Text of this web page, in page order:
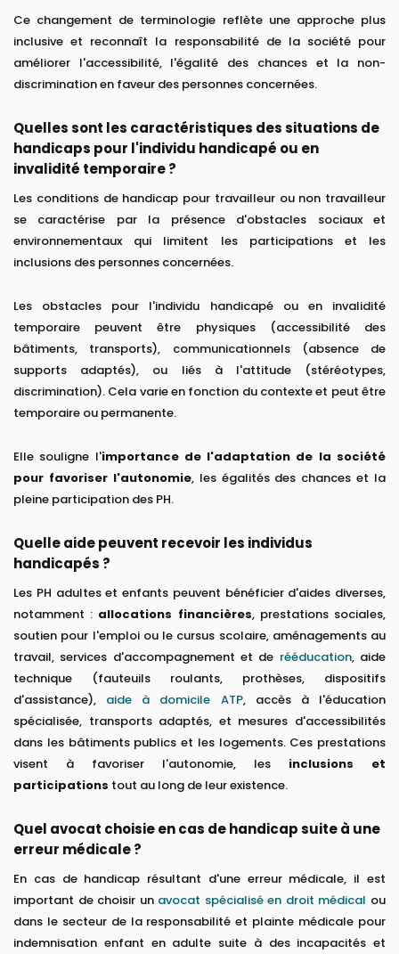
Ce changement de terminologie reflète une approche plus
inclusive et reconnaît la responsabilité de la société pour
améliorer l'accessibilité, l'égalité des chances et la non-
discrimination en faveur des personnes concernées.
Quelles sont les caractéristiques des situations de
handicaps pour l'individu handicapé ou en
invalidité temporaire ?
Les conditions de handicap pour travailleur ou non travailleur
se caractérise par la présence d'obstacles sociaux et
environnementaux qui limitent les participations et les
inclusions des personnes concernées.
Les obstacles pour l'individu handicapé ou en invalidité
temporaire peuvent être physiques (accessibilité des
bâtiments, transports), communicationnels (absence de
supports adaptés), ou liés à l'attitude (stéréotypes,
discrimination). Cela varie en fonction du contexte et peut être
temporaire ou permanente.
Elle souligne l'importance de l'adaptation de la société
pour favoriser l'autonomie, les égalités des chances et la
pleine participation des PH.
Quelle aide peuvent recevoir les individus
handicapés ?
Les PH adultes et enfants peuvent bénéficier d'aides diverses,
notamment : allocations financières, prestations sociales,
soutien pour l'emploi ou le cursus scolaire, aménagements au
travail, services d'accompagnement et de rééducation, aide
technique (fauteuils roulants, prothèses, dispositifs
d'assistance), aide à domicile ATP, accès à l'éducation
spécialisée, transports adaptés, et mesures d'accessibilités
dans les bâtiments publics et les logements. Ces prestations
visent à favoriser l'autonomie, les inclusions et
participations tout au long de leur existence.
Quel avocat choisie en cas de handicap suite à une
erreur médicale ?
En cas de handicap résultant d'une erreur médicale, il est
important de choisir un avocat spécialisé en droit médical ou
dans le secteur de la responsabilité et plainte médicale pour
indemnisation enfant en adulte suite à des incapacités et